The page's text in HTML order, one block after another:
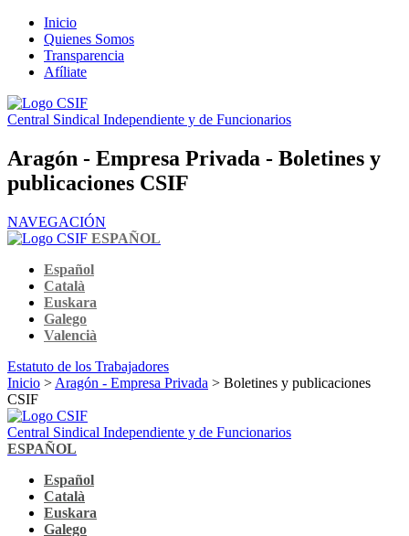
Inicio
Quienes Somos
Transparencia
Afíliate
Central Sindical Independiente y de Funcionarios
Aragón - Empresa Privada - Boletines y
publicaciones CSIF
NAVEGACIÓN
ESPAÑOL
Español
Català
Euskara
Galego
Valencià
Estatuto de los Trabajadores
Inicio > Aragón - Empresa Privada > Boletines y publicaciones
CSIF
Central Sindical Independiente y de Funcionarios
ESPAÑOL
Español
Català
Euskara
Galego